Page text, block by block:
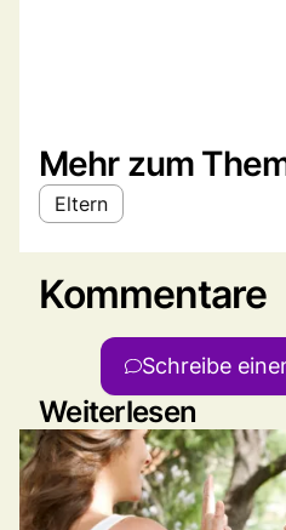
Mehr zum
Eltern
Kommentare
Schreibe
Weiterlesen